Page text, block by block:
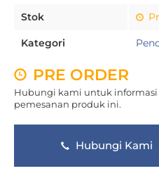
Stok
Kategori
PRE ORDER
Hubungi kami untuk
pemesanan produk ini.
Hubungi Kami